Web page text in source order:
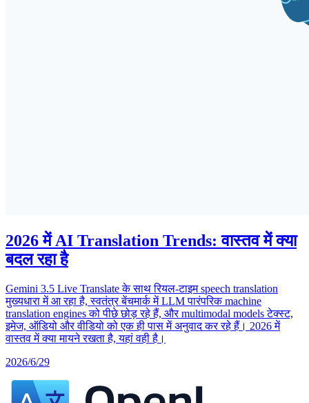
2026 में AI Translation Trends: वास्तव में क्या
बदल रहा है
Gemini 3.5 Live Translate के साथ रियल-टाइम speech translation
मुख्यधारा में आ रहा है, स्वतंत्र बेंचमार्क में LLM पारंपरिक machine
translation engines को पीछे छोड़ रहे हैं, और multimodal models टेक्स्ट,
इमेज, ऑडियो और वीडियो को एक ही पास में अनुवाद कर रहे हैं। 2026 में
वास्तव में क्या मायने रखता है, यहां वही है।
2026/6/29